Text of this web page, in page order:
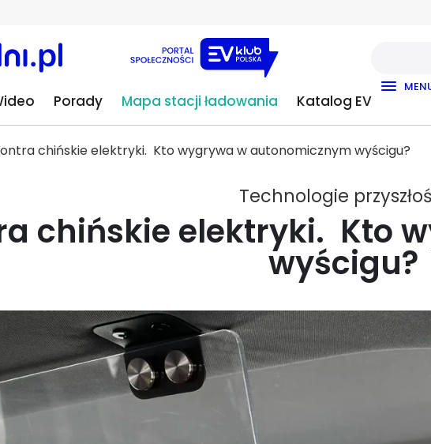
Porady Mapa stacji ładowania Katalog EV
chińskie elektryki. Kto wygrywa w autonomicznym wyścigu?
Technologie
chińskie elektryki. Kto
wyścigu?